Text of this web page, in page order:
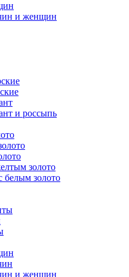
и женщин
и россыпь
золото
белым золото
и женщин